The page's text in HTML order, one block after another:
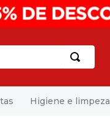
Higiene e limpeza